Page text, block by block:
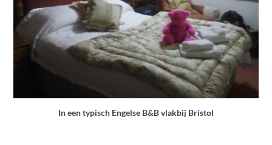
In een typisch Engelse B&B vlakbij Bristol